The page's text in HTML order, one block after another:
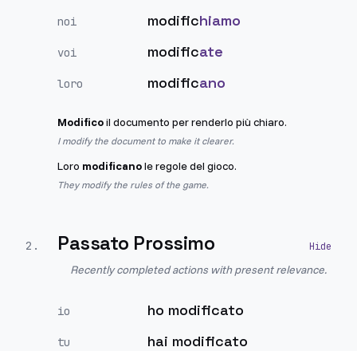
noi modifichiamo
voi modificate
loro modificano
Modificoil documento per renderlo più chiaro.
I modify the document to make it clearer.
Loro modificanole regole del gioco.
They modify the rules of the game.
2 . Passato Prossimo
Recently completed actions with present relevance.
io ho modificato
tu hai modificato